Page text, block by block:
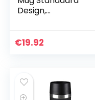
Design,
€19.92